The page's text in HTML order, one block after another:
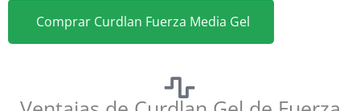
Comprar Curdlan Fuerza Media Gel